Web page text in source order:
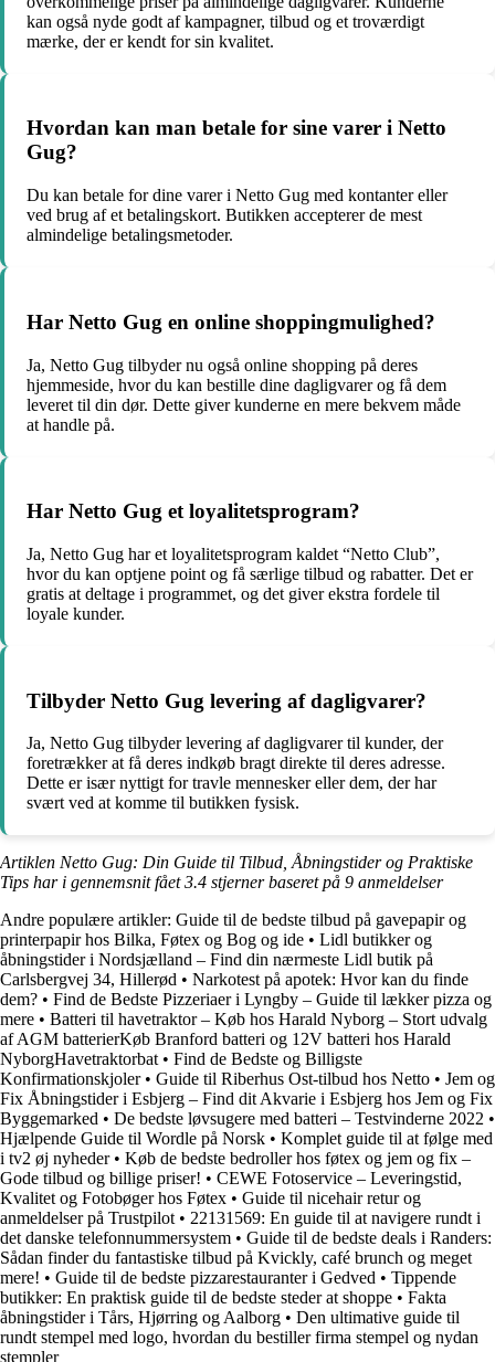
kan også nyde godt af kampagner, tilbud og et troværdigt
mærke, der er kendt for sin kvalitet.
Hvordan kan man betale for sine varer i Netto
Gug?
Du kan betale for dine varer i Netto Gug med kontanter eller
ved brug af et betalingskort. Butikken accepterer de mest
almindelige betalingsmetoder.
Har Netto Gug en online shoppingmulighed?
Ja, Netto Gug tilbyder nu også online shopping på deres
hjemmeside, hvor du kan bestille dine dagligvarer og få dem
leveret til din dør. Dette giver kunderne en mere bekvem måde
at handle på.
Har Netto Gug et loyalitetsprogram?
Ja, Netto Gug har et loyalitetsprogram kaldet “Netto Club”,
hvor du kan optjene point og få særlige tilbud og rabatter. Det er
gratis at deltage i programmet, og det giver ekstra fordele til
loyale kunder.
Tilbyder Netto Gug levering af dagligvarer?
Ja, Netto Gug tilbyder levering af dagligvarer til kunder, der
foretrækker at få deres indkøb bragt direkte til deres adresse.
Dette er især nyttigt for travle mennesker eller dem, der har
svært ved at komme til butikken fysisk.
Artiklen Netto Gug: Din Guide til Tilbud, Åbningstider og Praktiske
Tips har i gennemsnit fået3.4 stjerner baseret på 9 anmeldelser
Andre populære artikler: Guide til de bedste tilbud på gavepapir og
printerpapir hos Bilka, Føtex og Bog og ide • Lidl butikker og
åbningstider i Nordsjælland – Find din nærmeste Lidl butik på
Carlsbergvej 34, Hillerød • Narkotest på apotek: Hvor kan du finde
dem? • Find de Bedste Pizzeriaer i Lyngby – Guide til lækker pizza og
mere • Batteri til havetraktor – Køb hos Harald Nyborg – Stort udvalg
af AGM batterierKøb Branford batteri og 12V batteri hos Harald
NyborgHavetraktorbat • Find de Bedste og Billigste
Konfirmationskjoler• Guide til Riberhus Ost-tilbud hos Netto • Jem og
Fix Åbningstider i Esbjerg – Find dit Akvarie i Esbjerg hos Jem og Fix
Byggemarked • De bedste løvsugere med batteri – Testvinderne 2022 •
Hjælpende Guide til Wordle på Norsk • Komplet guide til at følge med
i tv2 øj nyheder• Køb de bedste bedroller hos føtex og jem og fix –
Gode tilbud og billige priser! • CEWE Fotoservice – Leveringstid,
Kvalitet og Fotobøger hos Føtex • Guide til nicehair retur og
anmeldelser på Trustpilot • 22131569: En guide til at navigere rundt i
det danske telefonnummersystem • Guide til de bedste deals i Randers:
Sådan finder du fantastiske tilbud på Kvickly, café brunch og meget
mere! • Guide til de bedste pizzarestauranter i Gedved • Tippende
butikker: En praktisk guide til de bedste steder at shoppe • Fakta
åbningstider i Tårs, Hjørring og Aalborg • Den ultimative guide til
rundt stempel med logo, hvordan du bestiller firma stempel og nydan
stempler